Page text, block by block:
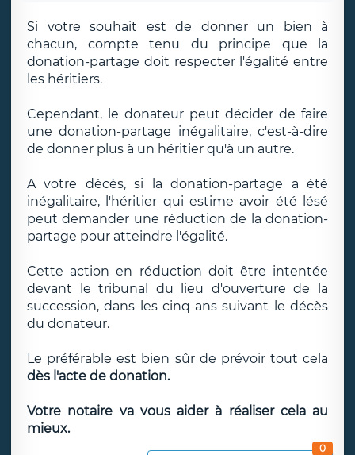
Si votre souhait est de donner un bien à
chacun, compte tenu du principe que la
donation-partage doit respecter l'égalité entre
les héritiers.
Cependant, le donateur peut décider de faire
une donation-partage inégalitaire, c'est-à-dire
de donner plus à un héritier qu'à un autre.
A votre décès, si la donation-partage a été
inégalitaire, l'héritier qui estime avoir été lésé
peut demander une réduction de la donation-
partage pour atteindre l'égalité.
Cette action en réduction doit être intentée
devant le tribunal du lieu d'ouverture de la
succession, dans les cinq ans suivant le décès
du donateur.
Le préférable est bien sûr de prévoir tout cela
dès l'acte de donation.
Votre notaire va vous aider à réaliser cela au
mieux.
0